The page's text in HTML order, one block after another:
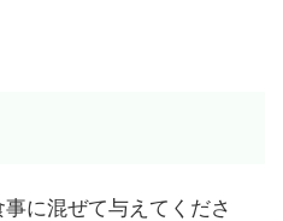
に混ぜて与えてくださ